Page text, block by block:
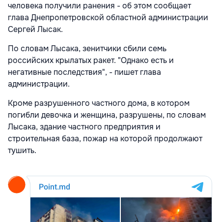
человека получили ранения - об этом сообщает
глава Днепропетровской областной администрации
Сергей Лысак.
По словам Лысака, зенитчики сбили семь
российских крылатых ракет. "Однако есть и
негативные последствия", - пишет глава
администрации.
Кроме разрушенного частного дома, в котором
погибли девочка и женщина, разрушены, по словам
Лысака, здание частного предприятия и
строительная база, пожар на которой продолжают
тушить.